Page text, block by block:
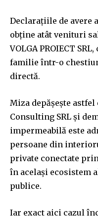
Declarațiile de avere
obține atât venituri
VOLGA PROIECT
familie într-o
directă.
Miza depășește
Consulting SRL și
impermeabilă este
persoane din
private conectate
în același ecosistem
publice.
Iar exact aici cazul